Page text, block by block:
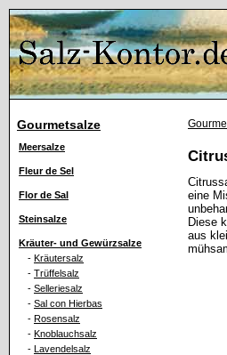
Gourmetsalze
Meersalze
Fleur de Sel
Flor de Sal
Steinsalze
Kräuter- und Gewürzsalze
- Kräutersalz
- Trüffelsalz
- Selleriesalz
- Sal con Hierbas
- Rosensalz
- Knoblauchsalz
- Lavendelsalz
eine
Diese
aus